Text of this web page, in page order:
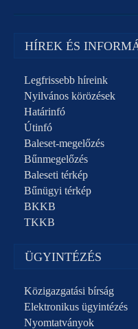
HÍREK ÉS
Legfrissebb híreink
Nyilvános körözések
Határinfó
Útinfó
Baleset-megelőzés
Bűnmegelőzés
Baleseti térkép
Bűnügyi térkép
BKKB
TKKB
ÜGYINTÉZÉS
Közigazgatási bírság
Elektronikus ügyintézés
Nyomtatványok